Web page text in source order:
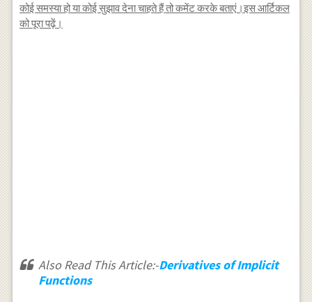
कोई समस्या हो या कोई सुझाव देना चाहते हैं तो कमेंट करके बताएं।इस आर्टिकल
को पूरा पढ़ें।
Also Read This Article:-Derivatives of Implicit
Functions